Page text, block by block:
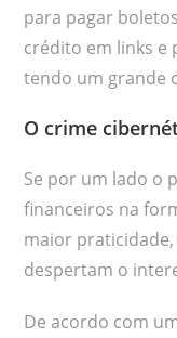
para pagar
crédito em links e
tendo um grande
O crime
Se por um lado o
financeiros na
maior
despertam o
De acordo com